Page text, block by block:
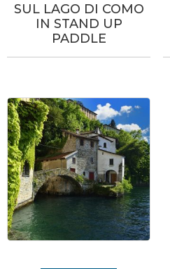
SUL LAGO DI COMO
IN STAND UP
PADDLE